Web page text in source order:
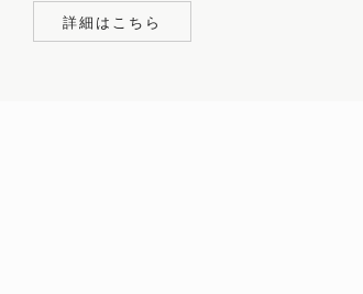
詳細はこちら